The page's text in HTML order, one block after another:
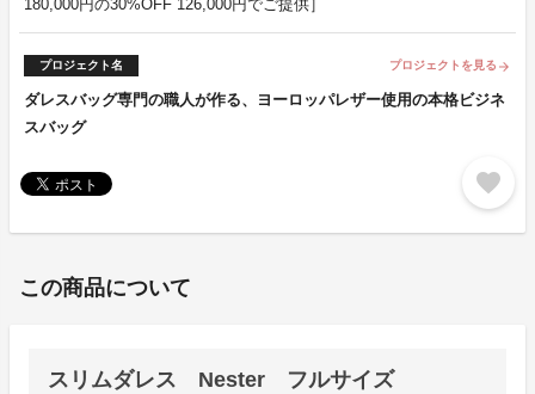
180,000円の30%OFF 126,000円でご提供］
プロジェクト名 プロジェクトを見る arrow_forward
ダレスバッグ専門の職人が作る、ヨーロッパレザー使用の本格ビジネ
スバッグ
favorite
この商品について
スリムダレス Nester フルサイズ